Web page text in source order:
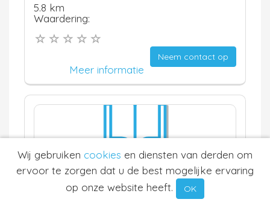
5.8 km
Waardering:
Neem contact op
Meer informatie
Motiverende Begeleiding
Wij gebruiken cookies en diensten van derden om
ervoor te zorgen dat u de best mogelijke ervaring
op onze website heeft.
OK